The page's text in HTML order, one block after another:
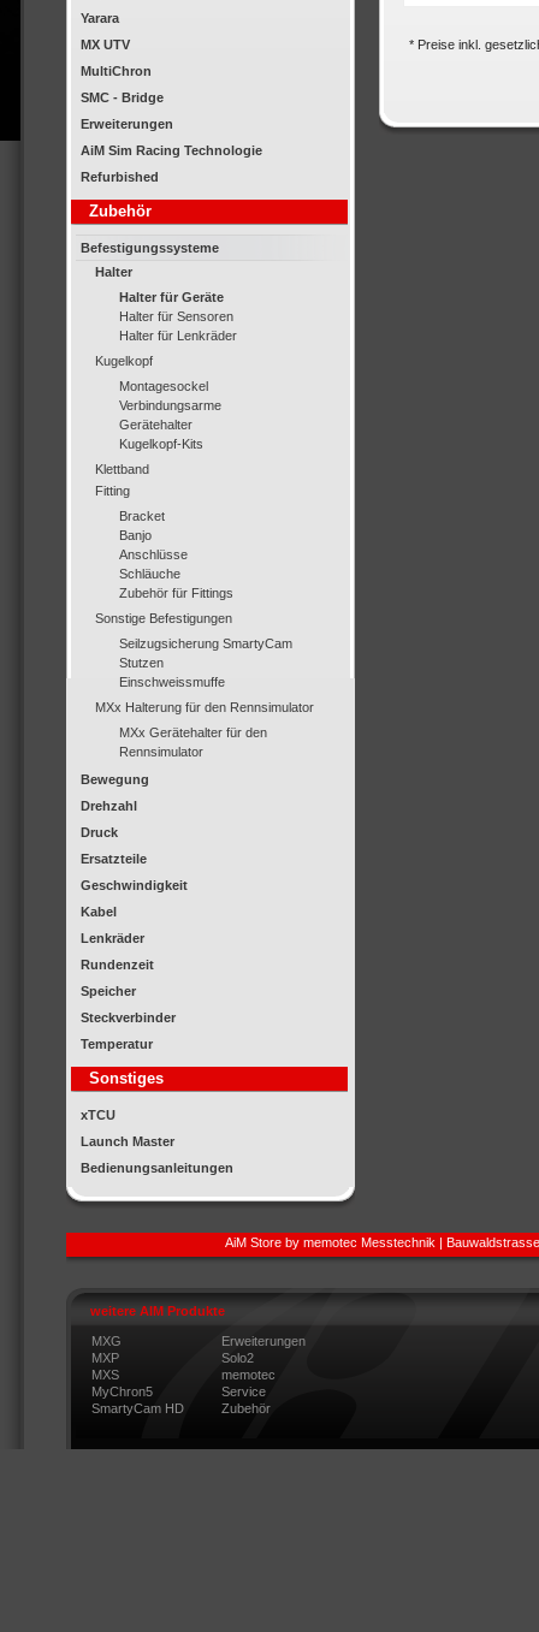
Yarara
MX UTV
MultiChron
SMC - Bridge
Erweiterungen
AiM Sim Racing Technologie
Refurbished
Zubehör
Befestigungssysteme
Halter
Halter für Geräte
Halter für Sensoren
Halter für Lenkräder
Kugelkopf
Montagesockel
Verbindungsarme
Gerätehalter
Kugelkopf-Kits
Klettband
Fitting
Bracket
Banjo
Anschlüsse
Schläuche
Zubehör für Fittings
Sonstige Befestigungen
Seilzugsicherung SmartyCam
Stutzen
Einschweissmuffe
MXx Halterung für den Rennsimulator
MXx Gerätehalter für den
Rennsimulator
Bewegung
Drehzahl
Druck
Ersatzteile
Geschwindigkeit
Kabel
Lenkräder
Rundenzeit
Speicher
Steckverbinder
Temperatur
Sonstiges
xTCU
Launch Master
Bedienungsanleitungen
* Preise inkl.
AiM Store by memotec Messtechnik |
weitere AIM Produkte
MXG
Erweiterungen
MXP
Solo2
MXS
memotec
MyChron5
Service
SmartyCam HD
Zubehör